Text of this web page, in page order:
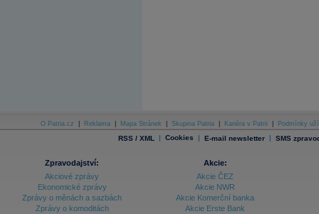
O Patria.cz Reklama Mapa Stránek Skupina Patria Kariéra v Patrii Podmínky
RSS / XML | Cookies | E-mail newsletter | SMS
Zpravodajství:
Akciové zprávy
Ekonomické zprávy
Zprávy o měnách a sazbách
Zprávy o komoditách
Akcie:
Akcie ČEZ
Akcie NWR
Akcie Komerční banka
Akcie Erste Bank